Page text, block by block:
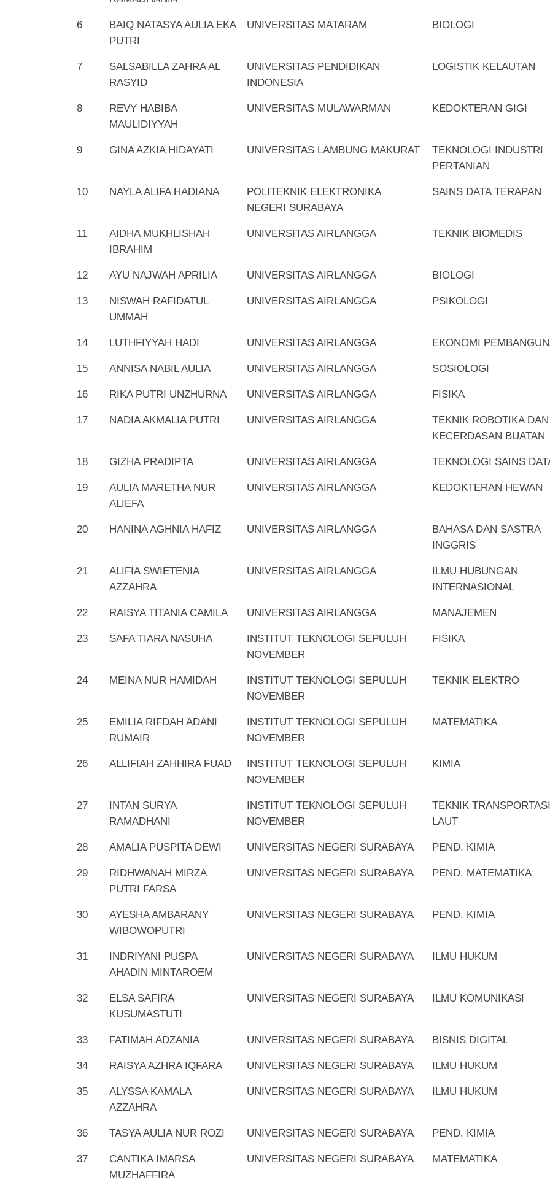
6
BAIQ NATASYA AULIA EKA
PUTRI
UNIVERSITAS MATARAM BIOLOGI
7
SALSABILLA ZAHRA AL
RASYID
UNIVERSITAS PENDIDIKAN
INDONESIA
LOGISTIK KELAUTAN
8
REVY HABIBA
MAULIDIYYAH
UNIVERSITAS MULAWARMAN KEDOKTERAN GIGI
9 GINA AZKIA HIDAYATI UNIVERSITAS LAMBUNG MAKURAT
TEKNOLOGI INDUSTRI
PERTANIAN
10 NAYLA ALIFA HADIANA
POLITEKNIK ELEKTRONIKA
NEGERI SURABAYA
SAINS DATA TERAPAN
11
AIDHA MUKHLISHAH
IBRAHIM
UNIVERSITAS AIRLANGGA TEKNIK BIOMEDIS
12 AYU NAJWAH APRILIA UNIVERSITAS AIRLANGGA BIOLOGI
13
NISWAH RAFIDATUL
UMMAH
UNIVERSITAS AIRLANGGA PSIKOLOGI
14 LUTHFIYYAH HADI UNIVERSITAS AIRLANGGA EKONOMI
15 ANNISA NABIL AULIA UNIVERSITAS AIRLANGGA SOSIOLOGI
16 RIKA PUTRI UNZHURNA UNIVERSITAS AIRLANGGA FISIKA
17 NADIA AKMALIA PUTRI UNIVERSITAS AIRLANGGA
TEKNIK ROBOTIKA DAN
KECERDASAN BUATAN
18 GIZHA PRADIPTA UNIVERSITAS AIRLANGGA TEKNOLOGI SAINS
19
AULIA MARETHA NUR
ALIEFA
UNIVERSITAS AIRLANGGA KEDOKTERAN HEWAN
20 HANINA AGHNIA HAFIZ UNIVERSITAS AIRLANGGA
BAHASA DAN SASTRA
INGGRIS
21
ALIFIA SWIETENIA
AZZAHRA
UNIVERSITAS AIRLANGGA
ILMU HUBUNGAN
INTERNASIONAL
22 RAISYA TITANIA CAMILA UNIVERSITAS AIRLANGGA MANAJEMEN
23 SAFA TIARA NASUHA
INSTITUT TEKNOLOGI SEPULUH
NOVEMBER
FISIKA
24 MEINA NUR HAMIDAH
INSTITUT TEKNOLOGI SEPULUH
NOVEMBER
TEKNIK ELEKTRO
25
EMILIA RIFDAH ADANI
RUMAIR
INSTITUT TEKNOLOGI SEPULUH
NOVEMBER
MATEMATIKA
26 ALLIFIAH ZAHHIRA FUAD
INSTITUT TEKNOLOGI SEPULUH
NOVEMBER
KIMIA
27
INTAN SURYA
RAMADHANI
INSTITUT TEKNOLOGI SEPULUH
NOVEMBER
TEKNIK TRANSPORTASI
LAUT
28 AMALIA PUSPITA DEWI UNIVERSITAS NEGERI SURABAYA PEND. KIMIA
29
RIDHWANAH MIRZA
PUTRI FARSA
UNIVERSITAS NEGERI SURABAYA PEND. MATEMATIKA
30
AYESHA AMBARANY
WIBOWOPUTRI
UNIVERSITAS NEGERI SURABAYA PEND. KIMIA
31
INDRIYANI PUSPA
AHADIN MINTAROEM
UNIVERSITAS NEGERI SURABAYA ILMU HUKUM
32
ELSA SAFIRA
KUSUMASTUTI
UNIVERSITAS NEGERI SURABAYA ILMU KOMUNIKASI
33 FATIMAH ADZANIA UNIVERSITAS NEGERI SURABAYA BISNIS DIGITAL
34 RAISYA AZHRA IQFARA UNIVERSITAS NEGERI SURABAYA ILMU HUKUM
35
ALYSSA KAMALA
AZZAHRA
UNIVERSITAS NEGERI SURABAYA ILMU HUKUM
36 TASYA AULIA NUR ROZI UNIVERSITAS NEGERI SURABAYA PEND. KIMIA
37
CANTIKA IMARSA
MUZHAFFIRA
UNIVERSITAS NEGERI SURABAYA MATEMATIKA